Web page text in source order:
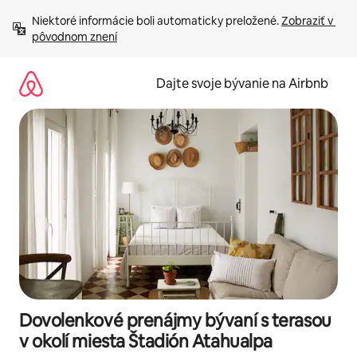
obsah.
Niektoré informácie boli automaticky preložené. Zobraziť v
pôvodnom znení
Dajte svoje bývanie na Airbnb
Dovolenkové prenájmy bývaní s terasou
v okolí miesta Štadión Atahualpa